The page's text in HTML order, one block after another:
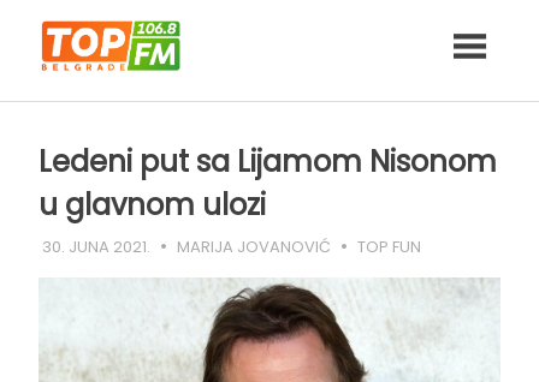
content
Ledeni put sa Lijamom Nisonom
u glavnom ulozi
30. JUNA 2021. MARIJA JOVANOVIĆ TOP FUN